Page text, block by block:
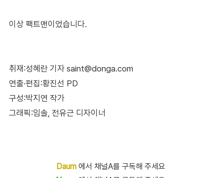
이상 팩트맨이었습니다.
취재:성혜란 기자 saint@donga.com
연출·편집:황진선 PD
구성:박지연 작가
그래픽:임솔, 전유근 디자이너
Daum에서 채널A를 구독해 주세요